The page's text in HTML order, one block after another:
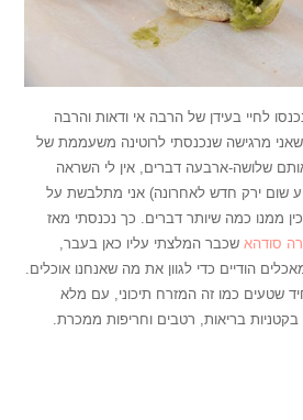
לחיי בעידן של הרבה אי ודאות והרבה
מרגישה שנכנסתי לרוטינה משעממת של
שלושה-ארבעה דברים, אין לי השראה
שום ירק חדש לאחרונה) אני מתלבשת על
ממנו כמה שיותר דברים. כך נכנסתי מאז
סודהא שכבר המלצתי עליו כאן בעבר,
הודיים כדי לגוון את מה שאנחנו אוכלים.
שטעים כמו זה המזרח תיכוני, עם מלא
בקטניות בריאות, רטבים וחריפות ממכרת.